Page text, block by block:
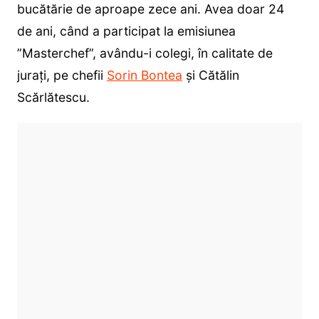
bucătărie de aproape zece ani. Avea doar 24
de ani, când a participat la emisiunea
”Masterchef”, avându-i colegi, în calitate de
jurați, pe chefii Sorin Bontea și Cătălin
Scărlătescu.